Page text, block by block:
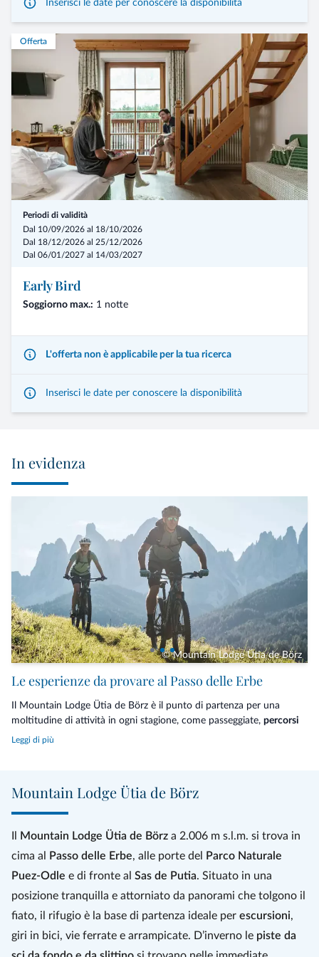
Inserisci le date per conoscere la disponibilità
Offerta
Periodi di validità
Dal 10/09/2026 al 18/10/2026
Dal 18/12/2026 al 25/12/2026
Dal 06/01/2027 al 14/03/2027
Early Bird
Soggiorno max.: 1 notte
L'offerta non è applicabile per la tua ricerca
Inserisci le date per conoscere la disponibilità
In evidenza
© Mountain Lodge Ütia de Börz
Le esperienze da provare al Passo delle Erbe
Il Mountain Lodge Ütia de Börz è il punto di partenza per una
moltitudine di attività in ogni stagione, come passeggiate, percorsi
escursionistici
oppure immergersi nel silenzio nei boschi e prati innevati con le
ciaspole o a piedi.
Tra le esperienze da non perdere: l’ escursione alla Roda de Pütia
l’escursione panoramica con vista alla valle di Lungiarü, tour in bici
in Val di Funes,
trekking invernale al Monte Muro
, visita al Museum
chiaro di luna.
Leggi di più
Mountain Lodge Ütia de Börz
Mountain Lodge Ütia de Börz a 2.006 m s.l.m. si trova in
cima al
Passo delle Erbe, alle porte del
Parco Naturale
Puez-Odle e di fronte al Sas de Putia. Situato in una
posizione tranquilla e attorniato da panorami che tolgono il
fiato, il rifugio è la base di partenza ideale per escursioni,
giri in bici, vie ferrate e arrampicate. D’inverno le piste da